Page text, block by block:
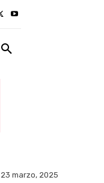
23 marzo, 2025